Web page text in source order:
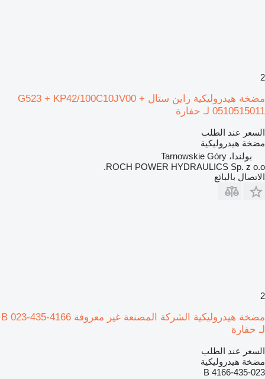
2
مضخة هيدروليكية راين ستال G523 + KP42/100C10JV00 +
0510515011 لـ حفارة
السعر عند الطلب
مضخة هيدروليكية
بولندا، Tarnowskie Góry
ROCH POWER HYDRAULICS Sp. z o.o.
الاتصال بالبائع
2
مضخة هيدروليكية الشركة المصنعة غير معروفة 4166-435-023 B
لـ حفارة
السعر عند الطلب
مضخة هيدروليكية
4166-435-023 B